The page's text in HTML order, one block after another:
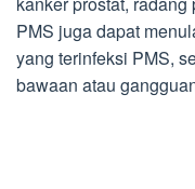
PMS juga dapat
yang terinfeksi PMS,
bawaan atau